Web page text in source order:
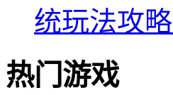
统玩法攻略
热门游戏